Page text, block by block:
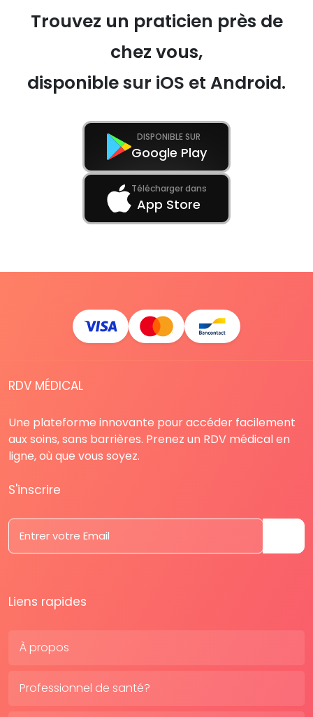
Trouvez un praticien près de
chez vous,
disponible sur iOS et Android.
DISPONIBLE SUR
Google Play
Télécharger dans
App Store
RDV MÉDICAL
Une plateforme innovante pour accéder facilement
aux soins, sans barrières. Prenez un RDV médical en
ligne, où que vous soyez.
S'inscrire
Liens rapides
À propos
Professionnel de santé?